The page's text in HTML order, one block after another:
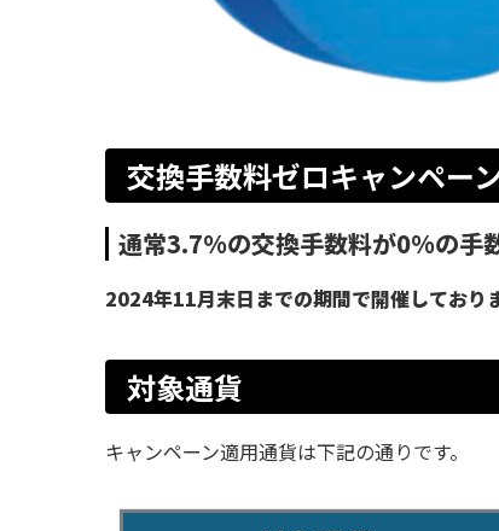
交換手数料ゼロキャンペー
通常3.7%の交換手数料が0%の手
2024年11月末日までの期間で開催しておりま
対象通貨
キャンペーン適用通貨は下記の通りです。